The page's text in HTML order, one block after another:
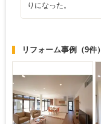
りになった。
リフォーム事例 （9件）